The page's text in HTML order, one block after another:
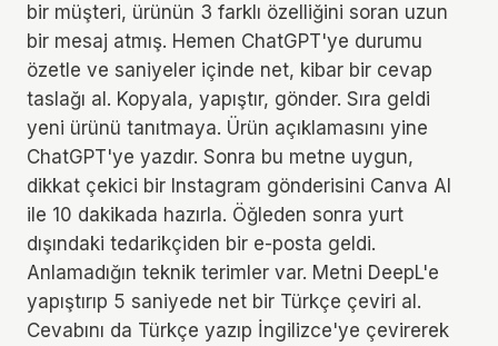
bir müşteri, ürünün 3 farklı özelliğini soran uzun
bir mesaj atmış. Hemen ChatGPT'ye durumu
özetle ve saniyeler içinde net, kibar bir cevap
taslağı al. Kopyala, yapıştır, gönder. Sıra geldi
yeni ürünü tanıtmaya. Ürün açıklamasını yine
ChatGPT'ye yazdır. Sonra bu metne uygun,
dikkat çekici bir Instagram gönderisini Canva AI
ile 10 dakikada hazırla. Öğleden sonra yurt
dışındaki tedarikçiden bir e-posta geldi.
Anlamadığın teknik terimler var. Metni DeepL'e
yapıştırıp 5 saniyede net bir Türkçe çeviri al.
Cevabını da Türkçe yazıp İngilizce'ye çevirerek